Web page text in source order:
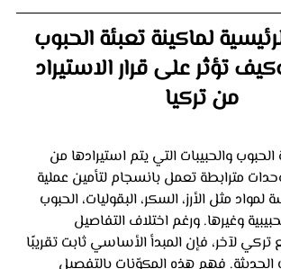
لماكينة تعبئة الحبوب
تؤثر على قرار الاستيراد
من تركيا
والحبيبات التي يتم استيرادها من
مترابطة تعمل بانسجام لتأمين عملية
مثل الأرز، السكر، البقوليات، الحبوب
وغيرها. ورغم اختلاف التفاصيل
لآخر، فإن المبدأ الأساسي ثابت تقريبًا